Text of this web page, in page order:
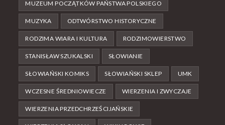
MUZEUM POCZĄTKÓW PAŃSTWA POLSKIEGO
MUZYKA ODTWÓRSTWO HISTORYCZNE
RODZIMA WIARA I KULTURA RODZIMOWIERSTWO
STANISŁAW SZUKALSKI SŁOWIANIE
SŁOWIAŃSKI KOMIKS SŁOWIAŃSKI SKLEP UMK
WCZESNE ŚREDNIOWIECZE WIERZENIA I ZWYCZAJE
WIERZENIA PRZEDCHRZEŚCIJAŃSKIE